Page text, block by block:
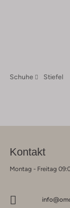
Schuhe Stiefel
Kontakt
Montag - Freitag